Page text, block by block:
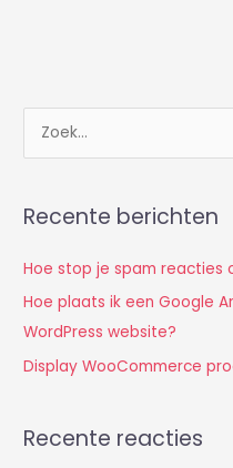
tracking
code
op
WordPress
k
a
a
r
:
Recente berichten
Hoe stop je spam reacties
Hoe plaats ik een Google
WordPress website?
Display WooCommerce
Recente reacties